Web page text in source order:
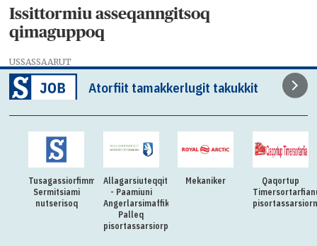
Issittormiu asseqanngitsoq
qimaguppoq
USSASSAARUT
Atorfiit tamakkerlugit takukkit
Tusagassiorfimmi
Sermitsiami
nutserisoq
Allagarsiuteqqitaq
- Paamiuni
Angerlarsimaffik
Palleq
pisortassarsiorpoq
Mekaniker
Qaqortup